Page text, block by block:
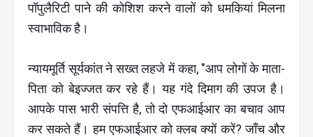
पॉपुलैरिटी पाने की कोशिश करने वालों को धमकियां मिलना
स्वाभाविक है।
न्यायमूर्ति सूर्यकांत ने सख्त लहजे में कहा, "आप लोगों के माता-
पिता को बेइज्जत कर रहे हैं। यह गंदे दिमाग की उपज है।
आपके पास भारी संपत्ति है, तो दो एफआईआर का बचाव आप
कर सकते हैं। हम एफआईआर को क्लब क्यों करें? जाँच और